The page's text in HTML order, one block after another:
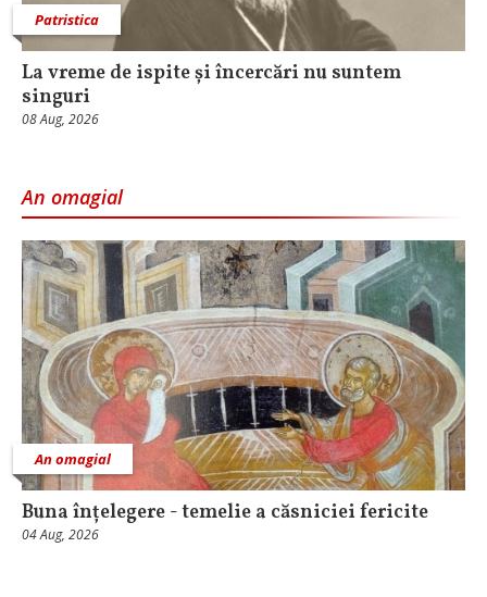
Patristica
La vreme de ispite și încercări nu suntem
singuri
08 Aug, 2026
An omagial
An omagial
Buna înțelegere - temelie a căsniciei fericite
04 Aug, 2026